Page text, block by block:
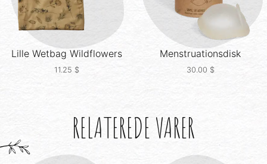
Lille Wetbag Wildflowers
11.25 $
Menstruationsdisk
30.00 $
RELATEREDE VARER